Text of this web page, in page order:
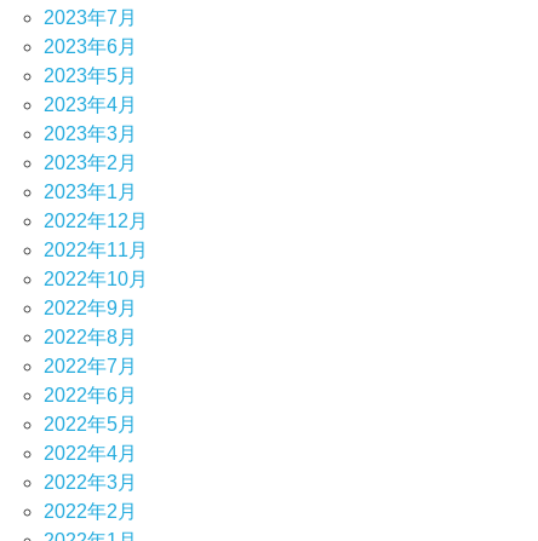
2023年7月
2023年6月
2023年5月
2023年4月
2023年3月
2023年2月
2023年1月
2022年12月
2022年11月
2022年10月
2022年9月
2022年8月
2022年7月
2022年6月
2022年5月
2022年4月
2022年3月
2022年2月